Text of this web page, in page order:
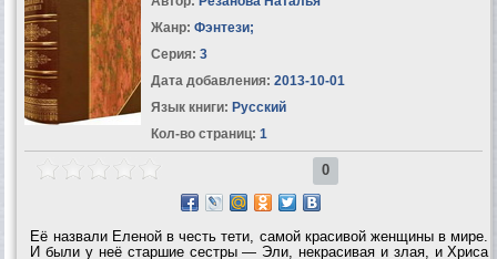
Жанр: Фэнтези;
Серия: 3
Дата добавления: 2013-10-01
Язык книги: Русский
Кол-во страниц: 1
0
Её назвали Еленой в честь тети, самой красивой женщины в мире.
И были у неё старшие сестры — Эли, некрасивая и злая, и Хриса